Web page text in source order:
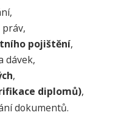
pojištění,
dávek,
,
diplomů),
dokumentů.